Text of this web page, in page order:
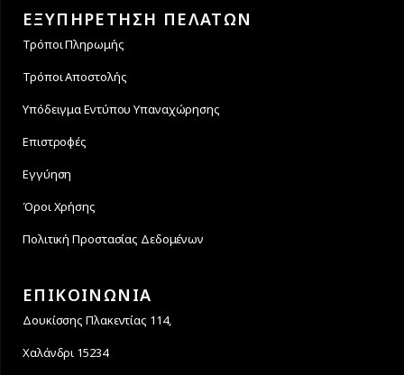
ΕΞΥΠΗΡΕΤΗΣΗ ΠΕΛΑΤΩΝ
Τρόποι Πληρωμής
Τρόποι Αποστολής
Υπόδειγμα Εντύπου Υπαναχώρησης
Επιστροφές
Εγγύηση
Όροι Χρήσης
Πολιτική Προστασίας Δεδομένων
ΕΠΙΚΟΙΝΩΝΙΑ
Δουκίσσης Πλακεντίας 114,
Χαλάνδρι 15234